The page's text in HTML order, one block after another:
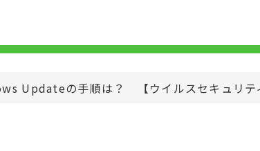
Updateの手順は？ 【ウイルスセキュリテ